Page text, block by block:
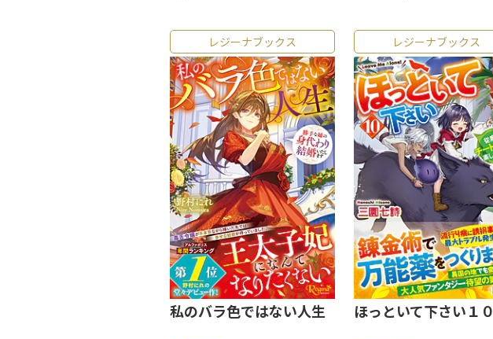
レジーナブックス
私のバラ色ではない人生
レジーナブックス
ほっといて下さい１０